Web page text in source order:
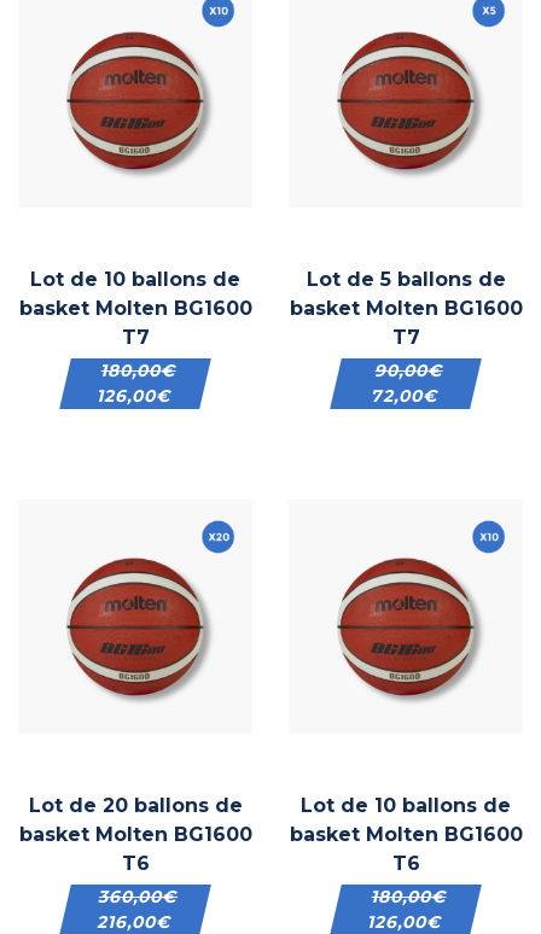
Lot de 10 ballons de
basket Molten BG1600
T7
180,00€
126,00€
Lot de 5 ballons de
basket Molten BG1600
T7
90,00€
72,00€
Lot de 20 ballons de
basket Molten BG1600
T6
360,00€
216,00€
Lot de 10 ballons de
basket Molten BG1600
T6
180,00€
126,00€